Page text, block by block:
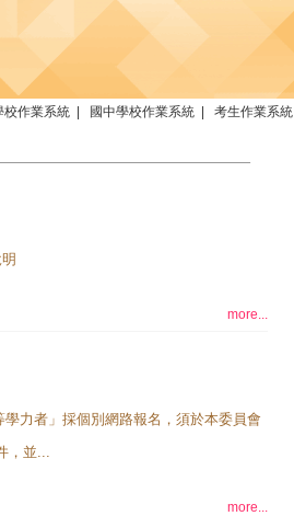
校作業系統 國中學校作業系統 考生作業系統
more...
力者」採個別網路報名，須於本委員會
，並...
more...